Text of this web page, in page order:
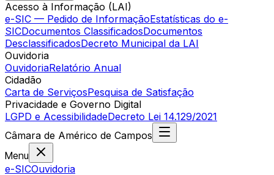
Acesso à Informação (LAI)
e-SIC — Pedido de InformaçãoEstatísticas do e-
SICDocumentos ClassificadosDocumentos
DesclassificadosDecreto Municipal da LAI
Ouvidoria
OuvidoriaRelatório Anual
Cidadão
Carta de ServiçosPesquisa de Satisfação
Privacidade e Governo Digital
LGPD e AcessibilidadeDecreto Lei 14.129/2021
Câmara de Américo de Campos
Menu
e-SICOuvidoria